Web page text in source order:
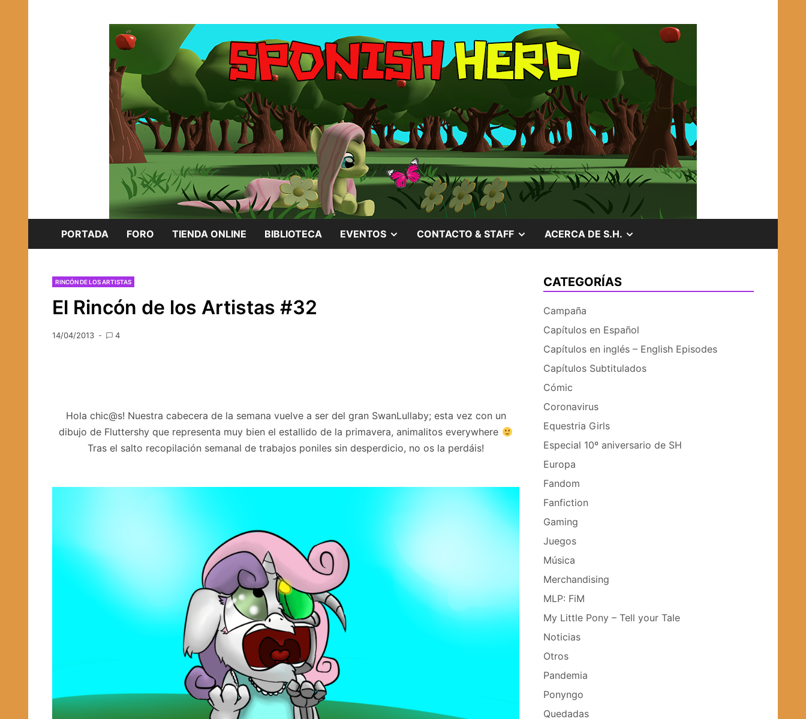
SPONISH HERD
PORTADA FORO TIENDA ONLINE BIBLIOTECA EVENTOS MOSTRAR
CONTACTO & STAFF MOSTRAR
SUBMENÚ
ACERCA DE S.H.
SUBMENÚ
RINCÓN DE LOS ARTISTAS
El Rincón de los Artistas #32
14/04/2013 4
Hola chic@s! Nuestra cabecera de la semana vuelve a ser del gran SwanLullaby; esta vez con un
dibujo de Fluttershy que representa muy bien el estallido de la primavera, animalitos everywhere
Tras el salto recopilación semanal de trabajos poniles sin desperdicio, no os la perdáis!
CATEGORÍAS
Campaña
Capítulos en Español
Capítulos en inglés – English Episodes
Capítulos Subtitulados
Cómic
Coronavirus
Equestria Girls
Especial 10º aniversario de SH
Europa
Fandom
Fanfiction
Gaming
Juegos
Música
Merchandising
MLP: FiM
My Little Pony – Tell your Tale
Noticias
Otros
Pandemia
Ponyngo
Quedadas